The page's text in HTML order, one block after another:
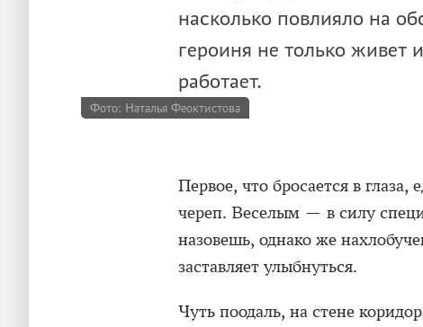
насколько повлияло на
героиня не только живет
работает.
Фото: Наталья Феоктистова
Первое, что бросается в глаза,
череп. Веселым — в силу
назовешь, однако же
заставляет улыбнуться.
Чуть поодаль, на стене